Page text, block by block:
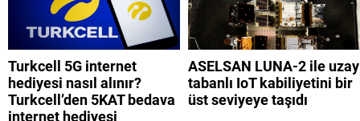
Turkcell 5G internet
hediyesi nasıl alınır?
Turkcell’den 5KAT bedava
internet hediyesi
ASELSAN LUNA-2 ile uzay
tabanlı IoT kabiliyetini bir
üst seviyeye taşıdı